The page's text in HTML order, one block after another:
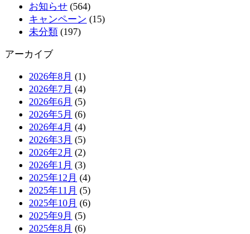
お知らせ (564)
キャンペーン (15)
未分類 (197)
アーカイブ
2026年8月 (1)
2026年7月 (4)
2026年6月 (5)
2026年5月 (6)
2026年4月 (4)
2026年3月 (5)
2026年2月 (2)
2026年1月 (3)
2025年12月 (4)
2025年11月 (5)
2025年10月 (6)
2025年9月 (5)
2025年8月 (6)